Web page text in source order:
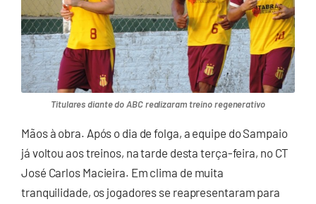
Titulares diante do ABC realizaram treino regenerativo
Mãos à obra. Após o dia de folga, a equipe do Sampaio
já voltou aos treinos, na tarde desta terça-feira, no CT
José Carlos Macieira. Em clima de muita
tranquilidade, os jogadores se reapresentaram para